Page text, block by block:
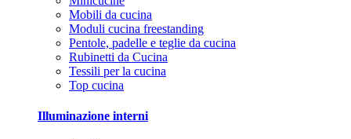
Mobili da cucina
Moduli cucina freestanding
Pentole, padelle e teglie da cucina
Rubinetti da Cucina
Tessili per la cucina
Top cucina
Illuminazione interni